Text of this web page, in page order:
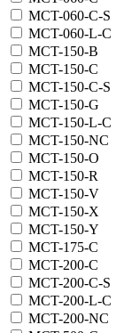
MCT-060-C-S
MCT-060-L-C
MCT-150-B
MCT-150-C
MCT-150-C-S
MCT-150-G
MCT-150-L-C
MCT-150-NC
MCT-150-O
MCT-150-R
MCT-150-V
MCT-150-X
MCT-150-Y
MCT-175-C
MCT-200-C
MCT-200-C-S
MCT-200-L-C
MCT-200-NC